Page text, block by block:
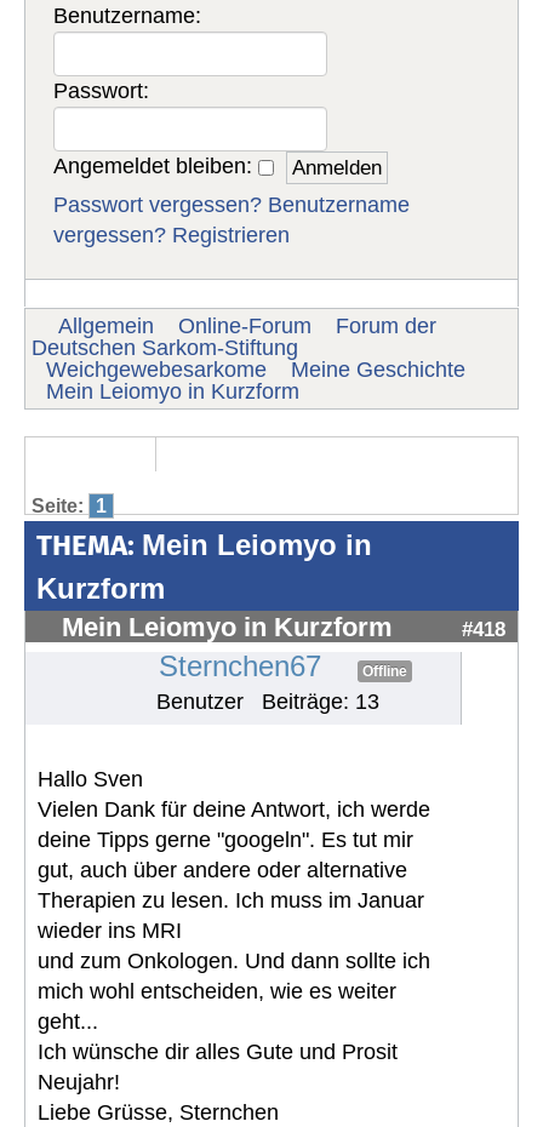
Benutzername:
Passwort:
Angemeldet bleiben:
Passwort vergessen? Benutzername
vergessen? Registrieren
Allgemein Online-Forum
Forum der
Deutschen Sarkom-Stiftung
Weichgewebesarkome
Meine Geschichte
Mein Leiomyo in Kurzform
Seite: 1
THEMA: Mein Leiomyo in
Kurzform
Mein Leiomyo in Kurzform #418
Sternchen67 Offline
Benutzer Beiträge: 13
Hallo Sven
Vielen Dank für deine Antwort, ich werde
deine Tipps gerne "googeln". Es tut mir
gut, auch über andere oder alternative
Therapien zu lesen. Ich muss im Januar
wieder ins MRI
und zum Onkologen. Und dann sollte ich
mich wohl entscheiden, wie es weiter
geht...
Ich wünsche dir alles Gute und Prosit
Neujahr!
Liebe Grüsse, Sternchen